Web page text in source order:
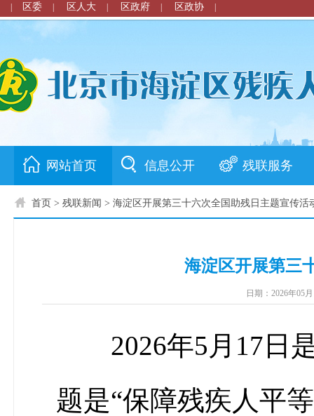
区委 区人大 区政府 区政协
网站首页 信息公开 残联服务
首页 > 残联新闻 > 海淀区开展第三十六次全国助残日主题宣传活
海淀区开展第三
日期：2026年05
2026年5月17日
题是“保障残疾人平